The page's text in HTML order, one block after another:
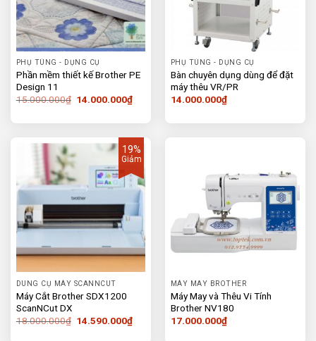
PHỤ TÙNG - DỤNG CỤ
Phần mềm thiết kế Brother PE
Design 11
15.000.000₫ Giá
15.000.000₫.
14.000.000₫Giá
hiện
là:
14.000.000₫.
PHỤ TÙNG - DỤNG CỤ
Bàn chuyên dụng dùng để đặt
máy thêu VR/PR
14.000.000₫
19%
Giảm
DUNG CỤ MÁY SCANNCUT
Máy Cắt Brother SDX1200
ScanNCut DX
18.000.000₫ Giá
14.590.000₫Giá
hiện
MÁY MAY BROTHER
Máy May và Thêu Vi Tính
Brother NV180
17.000.000₫